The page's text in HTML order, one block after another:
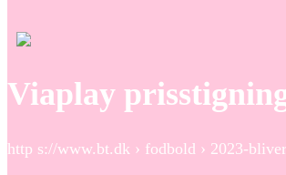
Viaplay
http s://www.bt.dk › fodbold › 2023-